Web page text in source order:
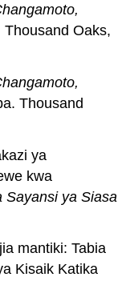
Thousand Oaks,
Thousand
ya
kwa
Sayansi ya Siasa
mantiki: Tabia
Kisaik Katika